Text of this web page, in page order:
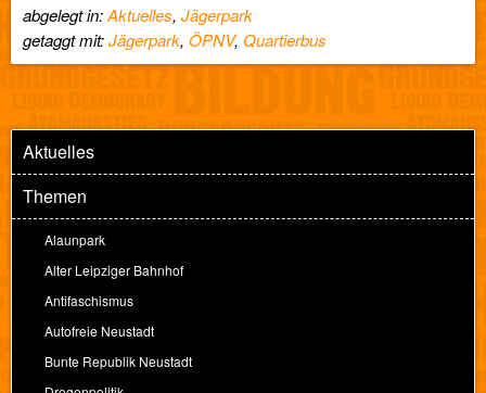
abgelegt in:Aktuelles, Jägerpark
getaggt mit:Jägerpark, ÖPNV, Quartierbus
Aktuelles
Themen
Alaunpark
Alter Leipziger Bahnhof
Antifaschismus
Autofreie Neustadt
Bunte Republik Neustadt